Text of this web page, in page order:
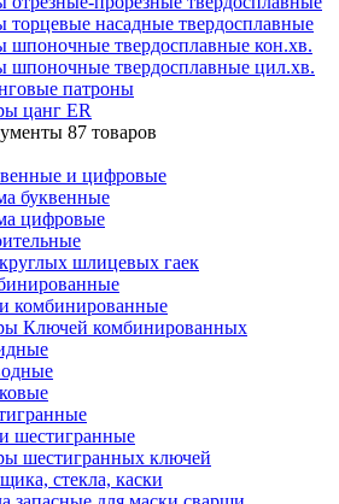
торцевые насадные твердосплавные
шпоночные твердосплавные кон.хв.
шпоночные твердосплавные цил.хв.
патроны
цанг ER
87 товаров
и цифровые
буквенные
цифровые
шлицевых гаек
комбинированные
Ключей комбинированных
шестигранные
шестигранных ключей
стекла, каски